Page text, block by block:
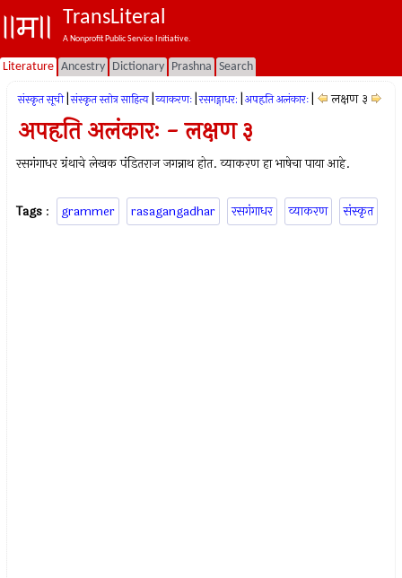
TransLiteral
A Nonprofit Public Service Initiative.
Literature Ancestry Dictionary Prashna Search
संस्कृत सूची संस्कृत स्तोत्र साहित्य व्याकरणः रसगड्गाधर: अपहृति अलंकारः लक्षण ३
अपहृति अलंकारः - लक्षण ३
रसगंगाधर ग्रंथाचे लेखक पंडितराज जगन्नाथ होत. व्याकरण हा भाषेचा पाया आहे.
Tags : grammer rasagangadhar रसगंगाधर व्याकरण संस्कृत